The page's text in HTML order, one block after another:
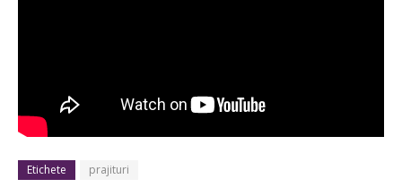
Etichete prajituri